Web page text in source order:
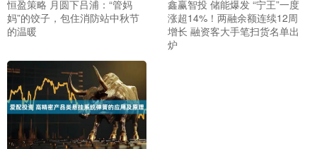
恒盈策略 月圆下吕浦：“管妈
妈”的饺子，包住消防站中秋节
的温暖
鑫赢智投 储能爆发 “宁王”一度
涨超14%！两融余额连续12周
增长 融资客大手笔扫货名单出
炉